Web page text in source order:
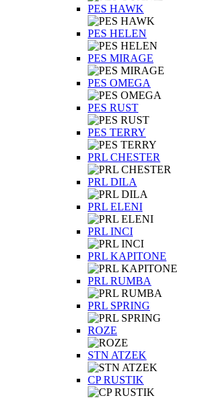
PES HAWK
PES HELEN
PES MIRAGE
PES OMEGA
PES RUST
PES TERRY
PRL CHESTER
PRL DILA
PRL ELENI
PRL INCI
PRL KAPITONE
PRL RUMBA
PRL SPRING
ROZE
STN ATZEK
СP RUSTIK